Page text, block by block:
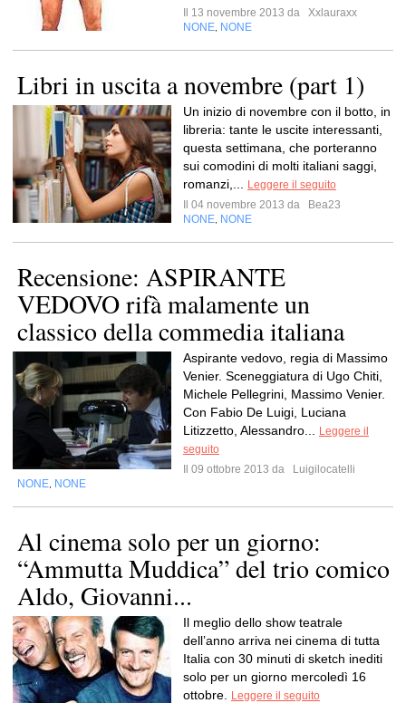
Il 13 novembre 2013 da
Xxlauraxx
NONE NONE
Libri in uscita a novembre (part 1)
Un inizio di novembre con il botto, in
libreria: tante le uscite interessanti,
questa settimana, che porteranno
sui comodini di molti italiani saggi,
romanzi,...
Leggere il seguito
Il 04 novembre 2013 da
Bea23
NONE NONE
Recensione: ASPIRANTE
VEDOVO rifà malamente un
classico della commedia italiana
Aspirante vedovo, regia di Massimo
Venier. Sceneggiatura di Ugo Chiti,
Michele Pellegrini, Massimo Venier.
Con Fabio De Luigi, Luciana
Litizzetto, Alessandro...
Leggere il
seguito
Il 09 ottobre 2013 da
Luigilocatelli
NONE NONE
Al cinema solo per un giorno:
“Ammutta Muddica” del trio comico
Aldo, Giovanni...
Il meglio dello show teatrale
dell’anno arriva nei cinema di tutta
Italia con 30 minuti di sketch inediti
solo per un giorno mercoledì 16
ottobre.
Leggere il seguito